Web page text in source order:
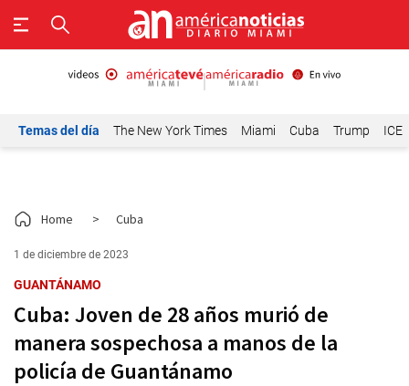
Temas del día The New York Times Miami Cuba Trump ICE
Home > Cuba
1 de diciembre de 2023
GUANTÁNAMO
Cuba: Joven de 28 años murió de
manera sospechosa a manos de la
policía de Guantánamo